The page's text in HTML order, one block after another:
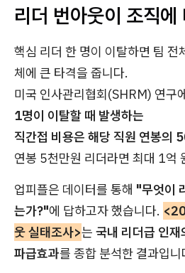
리더 번아웃이 조직에
핵심 리더 한 명이 이탈하면 팀 전
체에 큰 타격을 줍니다.
미국 인사관리협회(SHRM) 연구
1명이 이탈할 때 발생하는
직간접 비용은 해당 직원 연봉의
연봉 5천만원 리더라면 최대 1억
업피플은 데이터를 통해 "무엇이
는가?"에 답하고자 했습니다.
웃 실태조사>는 국내 리더급 인재
파급효과를 종합 분석한 결과입니